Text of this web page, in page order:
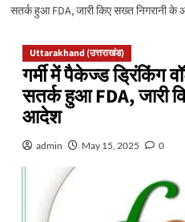
सतर्क हुआ FDA, जारी किए सख्त निगरानी
Uttarakhand (उत्तराखंड)
गर्मी में पैकेज्ड ड्रिंकिंग
सतर्क हुआ FDA, जारी
आदेश
admin May 15, 2025 0